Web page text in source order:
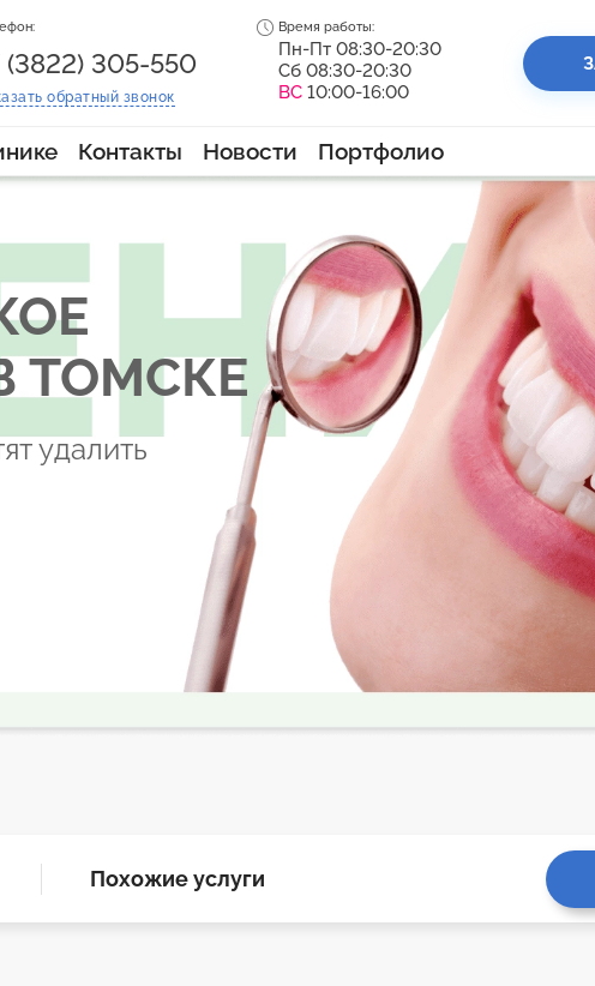
(3822) 305-550
обратный звонок
Время работы:
Пн-Пт 08:30-20:30
Сб 08:30-20:30
ВС10:00-16:00
Контакты Новости Портфолио
ТОМСКЕ
удалить
Похожие услуги